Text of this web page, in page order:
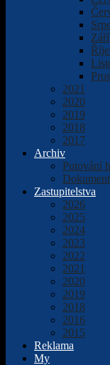
Září
2021
2020
2019
2018
2017
Archiv
Putování
Zastupitelstva
2026
2025
2024
2023
2022
2021
2020
2019
2018
2016
2015
Reklama
My